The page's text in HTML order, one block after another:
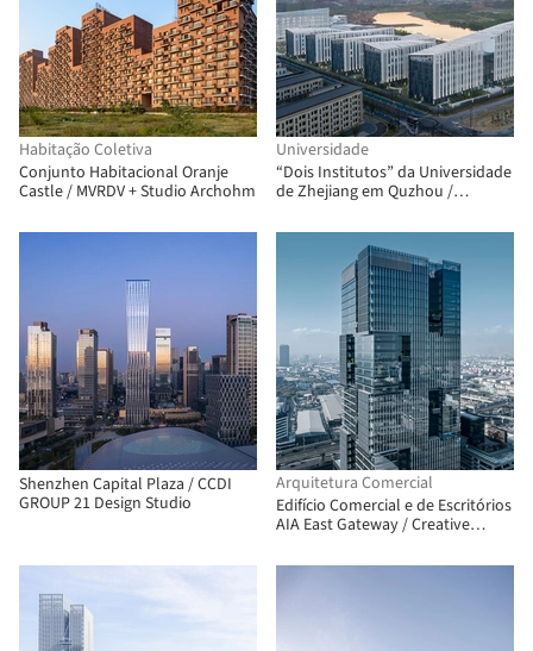
Habitação Coletiva
Conjunto Habitacional Oranje
Castle / MVRDV + Studio Archohm
Universidade
“Dois Institutos” da Universidade
de Zhejiang em Quzhou /
Shenzhen Capital Plaza / CCDI
GROUP 21 Design Studio
Arquitetura Comercial
Edifício Comercial e de Escritórios
AIA East Gateway / Creative